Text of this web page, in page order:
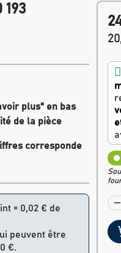
193
plus" en bas
de la pièce
corresponde
= 0,02 € de
peuvent être
€.